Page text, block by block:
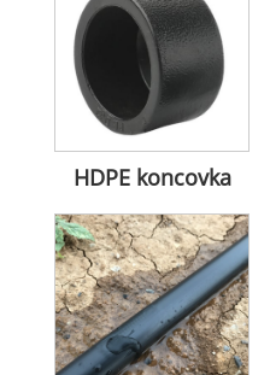
HDPE koncovka